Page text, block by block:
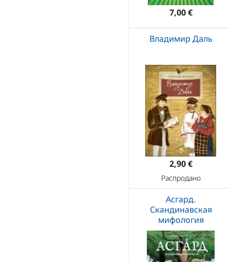
7,00 €
Владимир Даль
2,90 €
Распродано
Асгард.
Скандинавская
мифология